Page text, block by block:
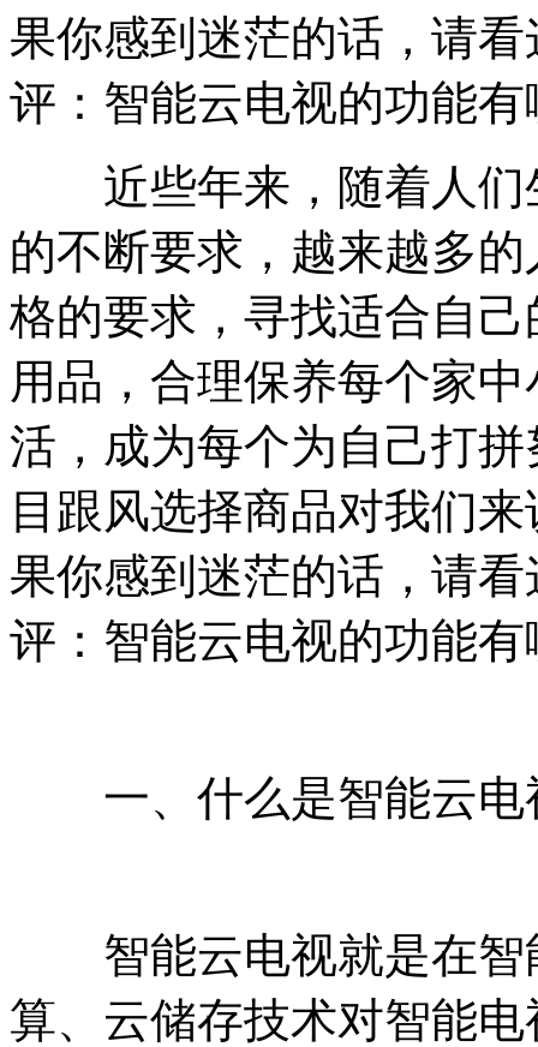
果你感到迷茫的话，请
评：智能云电视的功能有
近些年来，随着人们
的不断要求，越来越多
格的要求，寻找适合自
用品，合理保养每个家
活，成为每个为自己打
目跟风选择商品对我们
果你感到迷茫的话，请
评：智能云电视的功能有
一、什么是智能云电
智能云电视就是在智
算、云储存技术对智能